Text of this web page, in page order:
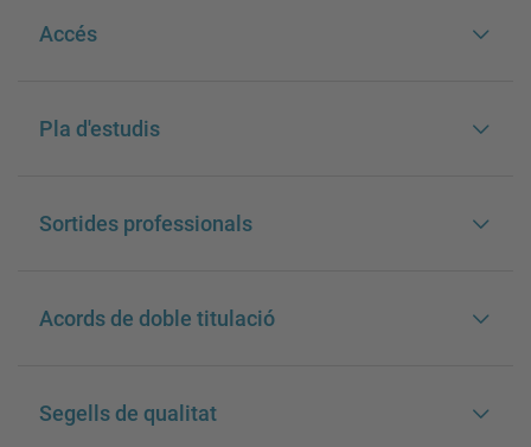
Accés
Pla d'estudis
Sortides professionals
Acords de doble titulació
Segells de qualitat